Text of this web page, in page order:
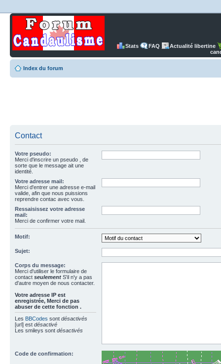
Stats FAQ
Actualité libertine
Index du forum
Contact
Votre pseudo:
Merci d'inscrire un pseudo , de
sorte que le message ait une
identité.
Votre adresse mail:
Merci d'entrer une adresse e-mail
valide, afin que nous puissions
reprendre contac avec vous.
Ressaisissez votre adresse
mail:
Merci de confirmer votre mail.
Motif:
Sujet:
Corps du message:
Merci d'utiliser le formulaire de
contact seulement S'il n'y a pas
d'autre moyen de nous contacter.
Votre adresse ΙΡ est
enregistrée, Merci de pas
abuser de cette fonction .
Les BBCodes sont désactivés
[url] est désactivé
Les smileys sont désactivés
Code de confirmation: